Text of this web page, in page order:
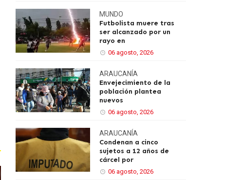
MUNDO
Futbolista muere tras
ser alcanzado por un
rayo en
06 agosto, 2026
ARAUCANÍA
Envejecimiento de la
población plantea
nuevos
06 agosto, 2026
ARAUCANÍA
Condenan a cinco
sujetos a 12 años de
cárcel por
06 agosto, 2026